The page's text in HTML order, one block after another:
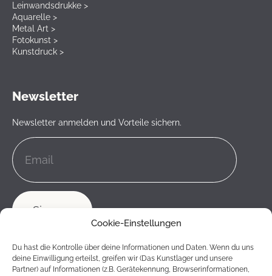
Cookie-Einstellungen
Du hast die Kontrolle über deine Informationen und Daten. Wenn du uns
deine Einwilligung erteilst, greifen wir (Das Kunstlager und unsere
Partner) auf Informationen (z.B. Gerätekennung, Browserinformationen,
Leinwandsdrukke >
Aquarelle >
Metal Art >
Fotokunst >
Kunstdruck >
Newsletter
Newsletter anmelden und Vorteile sichern.